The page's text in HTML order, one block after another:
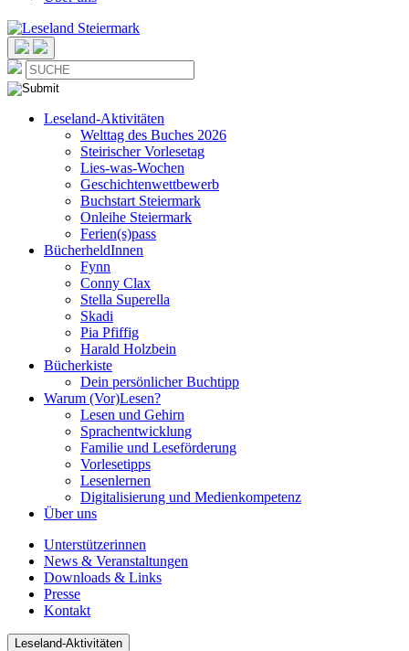
Leseland-Aktivitäten
Welttag des Buches 2026
Steirischer Vorlesetag
Lies-was-Wochen
Geschichtenwettbewerb
Buchstart Steiermark
Onleihe Steiermark
Ferien(s)pass
BücherheldInnen
Fynn
Conny Clax
Stella Superella
Skadi
Pia Pfiffig
Harald Holzbein
Bücherkiste
Dein persönlicher Buchtipp
Warum (Vor)Lesen?
Lesen und Gehirn
Sprachentwicklung
Familie und Leseförderung
Vorlesetipps
Lesenlernen
Digitalisierung und Medienkompetenz
Über uns
Unterstützerinnen
News & Veranstaltungen
Downloads & Links
Presse
Kontakt
Leseland-Aktivitäten